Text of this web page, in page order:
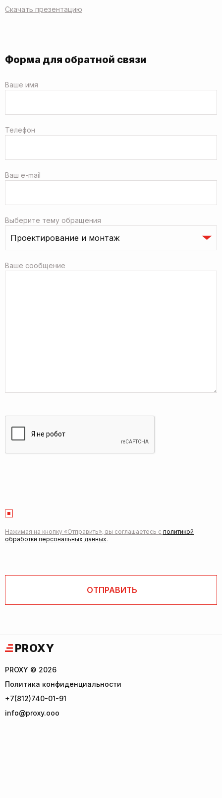
Скачать презентацию
Форма для обратной связи
Ваше имя
Телефон
Ваш e-mail
Выберите тему обращения
Ваше сообщение
Нажимая на кнопку «Отправить», вы соглашаетесь с политикой
обработки персональных данных.
PROXY
PROXY © 2026
Политика конфиденциальности
+7(812)740-01-91
info@proxy.ooo